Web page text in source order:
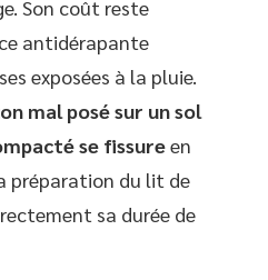
Son coût reste
antidérapante
exposées à la pluie.
mal posé sur un sol
se fissureen
préparation du lit de
sa durée de